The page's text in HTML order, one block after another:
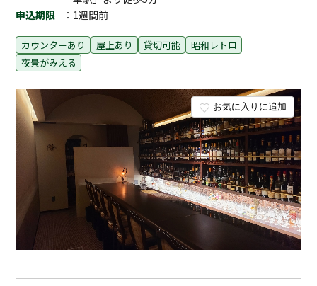
お気に入りに追加
申込期限
：1週間前
カウンターあり 屋上あり 貸切可能
昭和レトロ
夜景がみえる